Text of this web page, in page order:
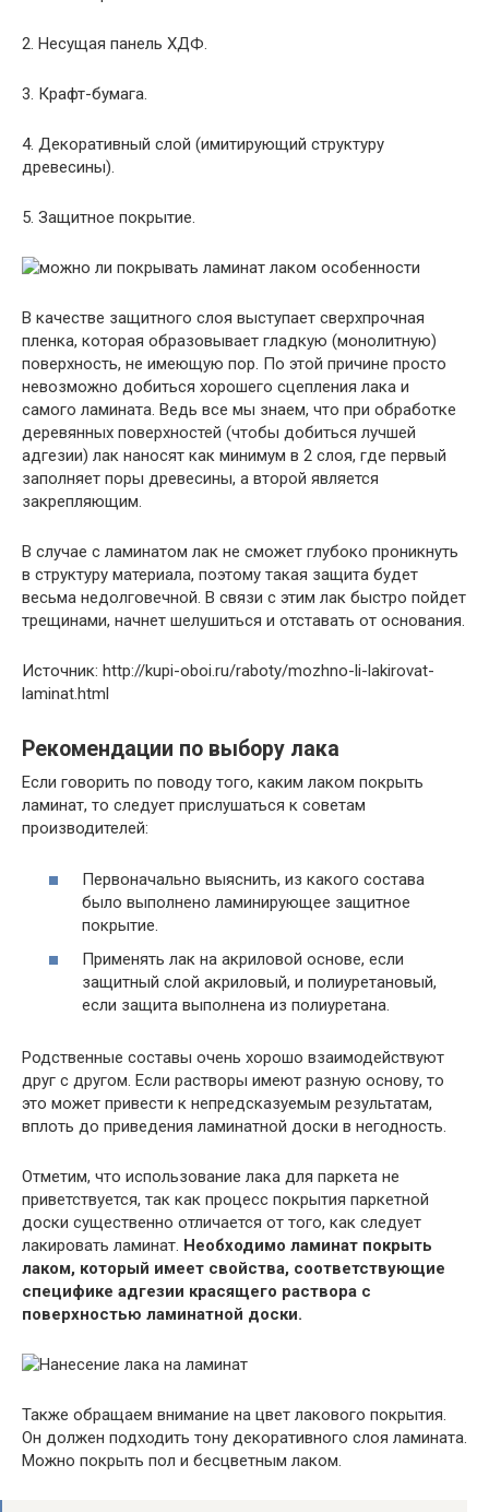
2. Несущая панель ХДФ.
3. Крафт-бумага.
4. Декоративный слой (имитирующий структуру
древесины).
5. Защитное покрытие.
В качестве защитного слоя выступает сверхпрочная
пленка, которая образовывает гладкую (монолитную)
поверхность, не имеющую пор. По этой причине просто
невозможно добиться хорошего сцепления лака и
самого ламината. Ведь все мы знаем, что при обработке
деревянных поверхностей (чтобы добиться лучшей
адгезии) лак наносят как минимум в 2 слоя, где первый
заполняет поры древесины, а второй является
закрепляющим.
В случае с ламинатом лак не сможет глубоко проникнуть
в структуру материала, поэтому такая защита будет
весьма недолговечной. В связи с этим лак быстро пойдет
трещинами, начнет шелушиться и отставать от основания.
Источник: http://kupi-oboi.ru/raboty/mozhno-li-lakirovat-
laminat.html
Рекомендации по выбору лака
Если говорить по поводу того, каким лаком покрыть
ламинат, то следует прислушаться к советам
производителей:
Первоначально выяснить, из какого состава
было выполнено ламинирующее защитное
покрытие.
Применять лак на акриловой основе, если
защитный слой акриловый, и полиуретановый,
если защита выполнена из полиуретана.
Родственные составы очень хорошо взаимодействуют
друг с другом. Если растворы имеют разную основу, то
это может привести к непредсказуемым результатам,
вплоть до приведения ламинатной доски в негодность.
Отметим, что использование лака для паркета не
приветствуется, так как процесс покрытия паркетной
доски существенно отличается от того, как следует
лакировать ламинат. Необходимо ламинат покрыть
лаком, который имеет свойства, соответствующие
специфике адгезии красящего раствора с
поверхностью ламинатной доски.
Также обращаем внимание на цвет лакового покрытия.
Он должен подходить тону декоративного слоя ламината.
Можно покрыть пол и бесцветным лаком.